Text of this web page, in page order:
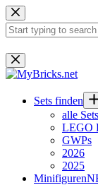
Zum
Inhalt
springen
Keine
Ergebnisse
Sets finden
alle Sets
LEGO
GWPs
2026
2025
Minifiguren